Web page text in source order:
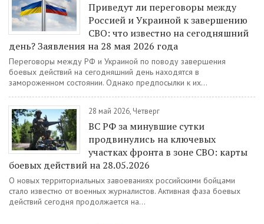
Приведут ли переговоры между
Россией и Украиной к завершению
СВО: что известно на сегодняшний
день? Заявления на 28 мая 2026 года
Переговоры между РФ и Украиной по поводу завершения
боевых действий на сегодняшний день находятся в
замороженном состоянии. Однако предпосылки к их...
28 май 2026, Четверг
ВС РФ за минувшие сутки
продвинулись на ключевых
участках фронта в зоне СВО: карты
боевых действий на 28.05.2026
О новых территориальных завоеваниях российскими бойцами
стало известно от военных журналистов. Активная фаза боевых
действий сегодня продолжается на...